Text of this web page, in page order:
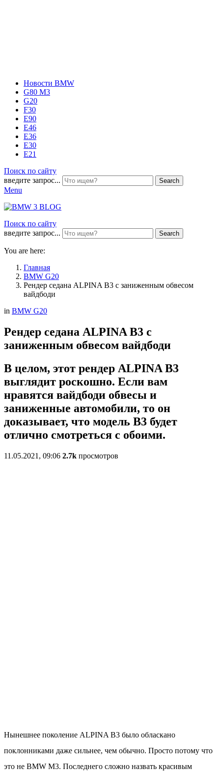
Новости BMW
G80 M3
G20
F30
E90
E46
E36
E30
E21
Поиск по сайту
введите запрос...
Search
Menu
Поиск по сайту
введите запрос...
Search
You are here:
Главная
BMW G20
Рендер седана ALPINA B3 с заниженным обвесом
вайдбоди
in BMW G20
Рендер седана ALPINA B3 с
заниженным обвесом вайдбоди
В целом, этот рендер ALPINA B3
выглядит роскошно. Если вам
нравятся вайдбоди обвесы и
заниженные автомобили, то он
доказывает, что модель B3 будет
отлично смотреться с обоими.
11.05.2021, 09:06 2.7k просмотров
Нынешнее поколение ALPINA B3 было обласкано
поклонниками даже сильнее, чем обычно. Просто потому что
это не BMW M3. Последнего сложно назвать красивым